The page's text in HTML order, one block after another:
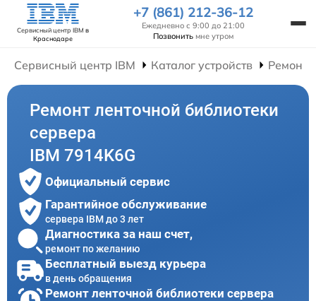
Сервисный центр IBM в
Краснодаре
+7 (861) 212-36-12
Ежедневно с 9:00 до 21:00
Позвонить мне утром
Сервисный центр IBM Каталог устройств Ремонт
Ремонт ленточной библиотеки
сервера
IBM 7914K6G
Официальный сервис
Гарантийное обслуживание
сервера IBM до 3 лет
Диагностика за наш счет,
ремонт по желанию
Бесплатный выезд курьера
в день обращения
Ремонт ленточной библиотеки сервера